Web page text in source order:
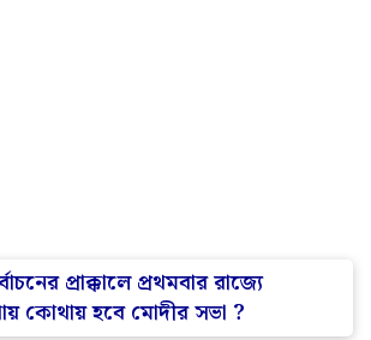
প্রাক্কালে প্রথমবার রাজ্যে
কোথায় হবে মোদীর সভা ?